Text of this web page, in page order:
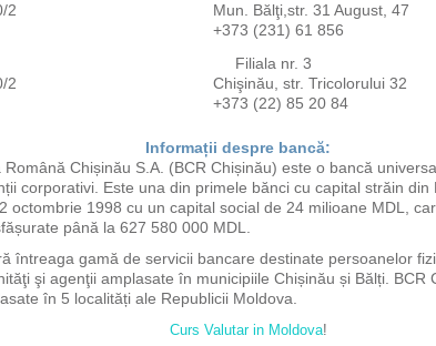
2
Mun. Bălţi,str. 31 August, 47
+373 (231) 61 856
2
Filiala nr. 3
Chişinău, str. Tricolorului 32
+373 (22) 85 20 84
Informații despre bancă:
Chișinău S.A. (BCR Chișinău) este o bancă
corporativi. Este una din primele bănci cu capital străin
octombrie 1998 cu un capital social de 24 milioane MDL,
până la 627 580 000 MDL.
întreaga gamă de servicii bancare destinate persoanelor
şi agenţii amplasate în municipiile Chișinău și Bălți. BCR
în 5 localități ale Republicii Moldova.
Curs Valutar in Moldova!